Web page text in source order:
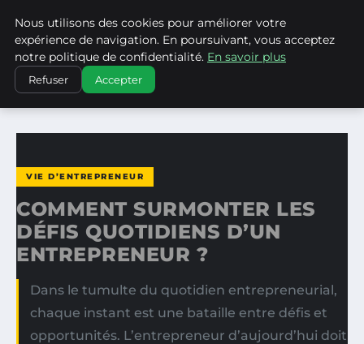
LA VANGUARDIA DEL SUR
ACCUEIL
VIE D’ENTREPRENEUR
COMMENT SURMONTER LES DÉFIS QUOTIDIENS D’UN…
VIE D’ENTREPRENEUR
COMMENT SURMONTER LES
DÉFIS QUOTIDIENS D’UN
ENTREPRENEUR ?
Dans le tumulte du quotidien entrepreneurial,
chaque instant est une bataille entre défis et
opportunités. L’entrepreneur d’aujourd’hui doit
Nous utilisons des cookies pour améliorer votre
expérience de navigation. En poursuivant, vous acceptez
notre politique de confidentialité. En savoir plus
Refuser Accepter